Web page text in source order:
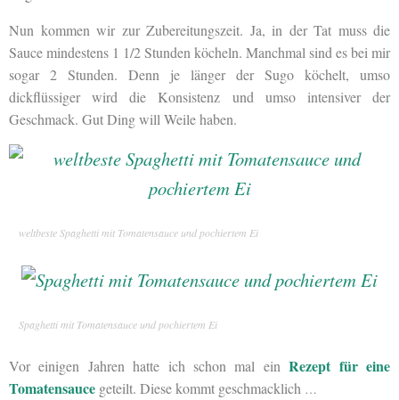
Nun kommen wir zur Zubereitungszeit. Ja, in der Tat muss die
Sauce mindestens 1 1/2 Stunden köcheln. Manchmal sind es bei mir
sogar 2 Stunden. Denn je länger der Sugo köchelt, umso
dickflüssiger wird die Konsistenz und umso intensiver der
Geschmack. Gut Ding will Weile haben.
weltbeste Spaghetti mit Tomatensauce und pochiertem Ei
Spaghetti mit Tomatensauce und pochiertem Ei
Vor einigen Jahren hatte ich schon mal einRezept für eine
Tomatensauce geteilt. Diese kommt geschmacklich …